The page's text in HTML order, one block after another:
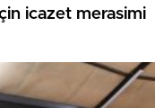
icazet merasimi